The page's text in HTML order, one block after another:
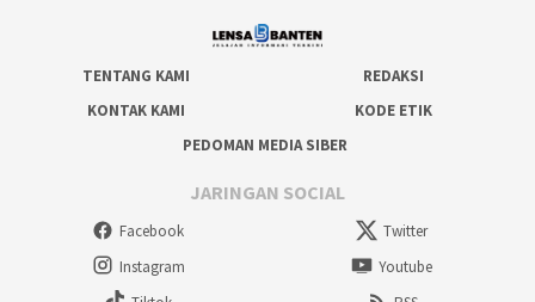
TENTANG KAMI
REDAKSI
KONTAK KAMI
KODE ETIK
PEDOMAN MEDIA SIBER
JARINGAN SOCIAL
Facebook
Twitter
Instagram
Youtube